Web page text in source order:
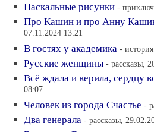
Наскальные рисунки -
Про Кашин и про Анну
07.11.2024 13:21
В гостях у академика -
Русские женщины - рассказы,
Всё ждала и верила, сердцу
08:07
Человек из города Счастье -
Два генерала - рассказы,